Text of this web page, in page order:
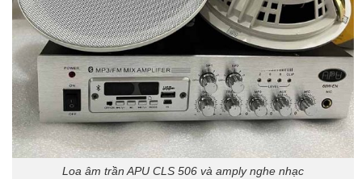
Loa âm trần APU CLS 506 và amply nghe nhạc